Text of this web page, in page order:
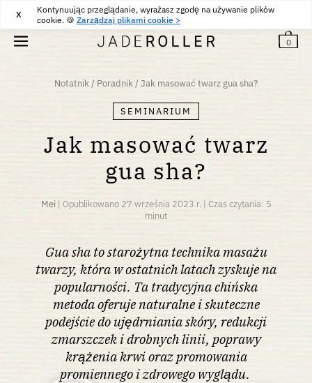
Kontynuując przeglądanie, wyrażasz zgodę na używanie plików
cookie. 🍪 Zarządzaj plikami cookie >
X DARMOWA DOSTAWA OD30€ZAKUP
0
Notatnik/ Poradnik/Jak masować twarz gua sha?
SEMINARIUM
Jak masować twarz
gua sha?
Mei| Opublikowano 27 września 2023 r.| Czas czytania: 5
minut
Gua sha to starożytna technika masażu
twarzy, która w ostatnich latach zyskuje na
popularności. Ta tradycyjna chińska
metoda oferuje naturalne i skuteczne
podejście do ujędrniania skóry, redukcji
zmarszczek i drobnych linii, poprawy
krążenia krwi oraz promowania
promiennego i zdrowego wyglądu.